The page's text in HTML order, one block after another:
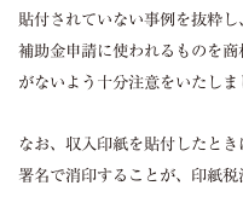
貼付されていない事例を抜粋し
補助金申請に使われるものを
がないよう十分注意をいたしま
なお、収入印紙を貼付したと
署名で消印することが、印紙